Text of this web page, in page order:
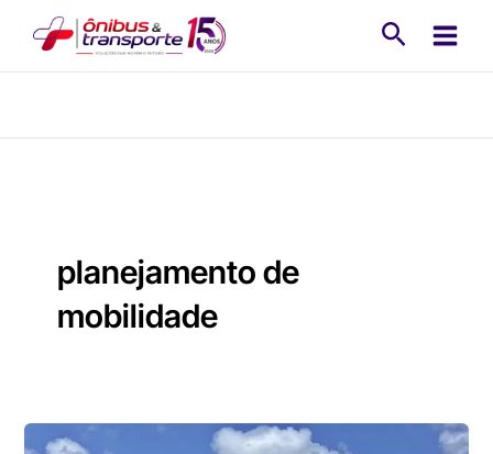
planejamento de
mobilidade